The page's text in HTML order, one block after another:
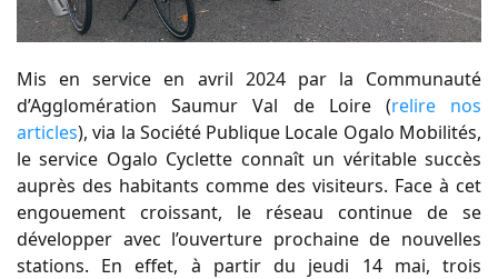
Mis en service en avril 2024 par la Communauté
d’Agglomération Saumur Val de Loire (relire nos
articles), via la Société Publique Locale Ogalo Mobilités,
le service Ogalo Cyclette connaît un véritable succès
auprès des habitants comme des visiteurs. Face à cet
engouement croissant, le réseau continue de se
développer avec l’ouverture prochaine de nouvelles
stations. En effet, à partir du jeudi 14 mai, trois